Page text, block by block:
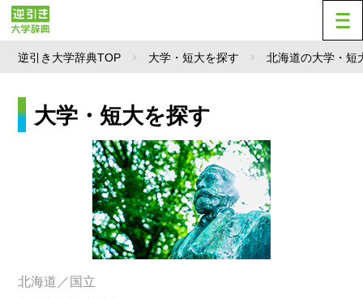
逆引き大学辞典TOP 大学・短大を探す 北海道の大学・短
大学・短大を探す
北海道／国立